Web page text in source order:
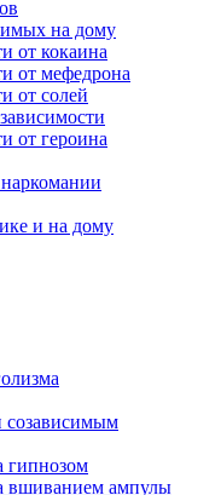
на дому
от кокаина
от мефедрона
от солей
от героина
и на дому
созависимым
гипнозом
вшиванием ампулы